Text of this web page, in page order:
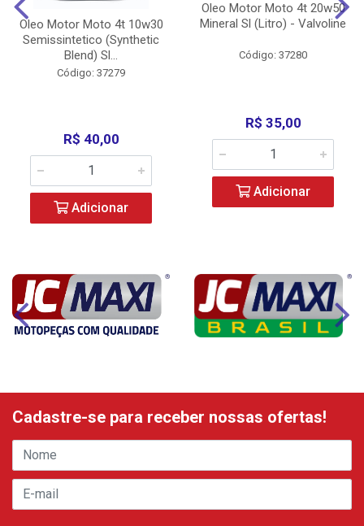
Oleo Motor Moto 4t 10w30
Semissintetico (Synthetic
Blend) Sl...
Código: 37279
R$ 40,00
Adicionar
Oleo Motor Moto 4t 20w50
Mineral Sl (Litro) - Valvoline
Código: 37280
R$ 35,00
Adicionar
Cadastre-se para receber nossas ofertas!